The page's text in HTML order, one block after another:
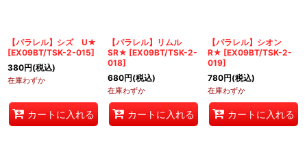
【パラレル】シズ U★
[EX09BT/TSK-2-015]
380円(税込)
在庫わずか
カートに入れる
【パラレル】リムル
SR★ [EX09BT/TSK-2-
018]
680円(税込)
在庫わずか
カートに入れる
【パラレル】シオン
R★ [EX09BT/TSK-2-
019]
780円(税込)
在庫わずか
カートに入れる